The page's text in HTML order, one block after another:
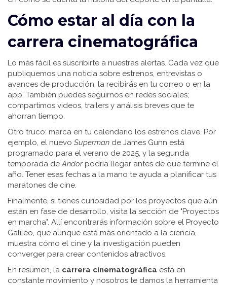
Cómo estar al día con la
carrera cinematográfica
Lo más fácil es suscribirte a nuestras alertas. Cada vez que
publiquemos una noticia sobre estrenos, entrevistas o
avances de producción, la recibirás en tu correo o en la
app. También puedes seguirnos en redes sociales;
compartimos videos, trailers y análisis breves que te
ahorran tiempo.
Otro truco: marca en tu calendario los estrenos clave. Por
ejemplo, el nuevo Superman de James Gunn está
programado para el verano de 2025, y la segunda
temporada deAndorpodría llegar antes de que termine el
año. Tener esas fechas a la mano te ayuda a planificar tus
maratones de cine.
Finalmente, si tienes curiosidad por los proyectos que aún
están en fase de desarrollo, visita la sección de "Proyectos
en marcha". Allí encontrarás información sobre el Proyecto
Galileo, que aunque está más orientado a la ciencia,
muestra cómo el cine y la investigación pueden
converger para crear contenidos atractivos.
En resumen, la carrera cinematográfica está en
constante movimiento y nosotros te damos la herramienta